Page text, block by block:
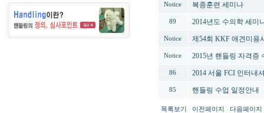
Notice 복종훈련 세미나
89 2014년도 수의학 세미
Notice 제54회 KKF 애견미용
Notice 2015년 핸들링 자격증
86 2014 서울 FCI 인터내
85 핸들링 수업 일정안내
목록보기 이전페이지 다음페이지